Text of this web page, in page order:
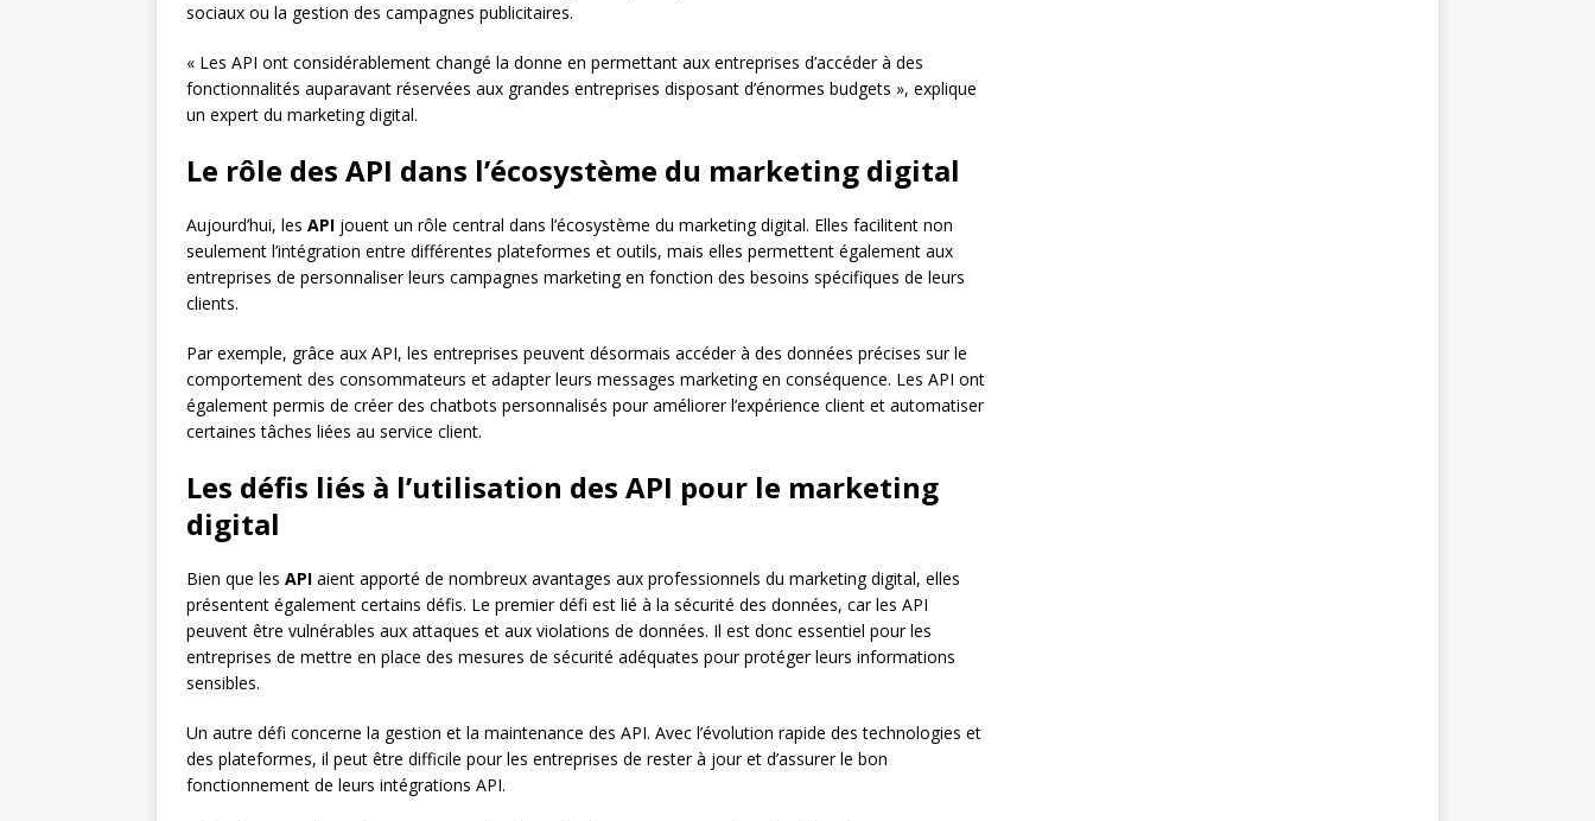
sociaux ou la gestion des campagnes publicitaires.
« Les API ont considérablement changé la donne en permettant aux entreprises d’accéder à des
fonctionnalités auparavant réservées aux grandes entreprises disposant d’énormes budgets », explique
un expert du marketing digital.
Le rôle des API dans l’écosystème du marketing digital
Aujourd’hui, les API jouent un rôle central dans l’écosystème du marketing digital. Elles facilitent non
seulement l’intégration entre différentes plateformes et outils, mais elles permettent également aux
entreprises de personnaliser leurs campagnes marketing en fonction des besoins spécifiques de leurs
clients.
Par exemple, grâce aux API, les entreprises peuvent désormais accéder à des données précises sur le
comportement des consommateurs et adapter leurs messages marketing en conséquence. Les API ont
également permis de créer des chatbots personnalisés pour améliorer l’expérience client et automatiser
certaines tâches liées au service client.
Les défis liés à l’utilisation des API pour le marketing
digital
Bien que les API aient apporté de nombreux avantages aux professionnels du marketing digital, elles
présentent également certains défis. Le premier défi est lié à la sécurité des données, car les API
peuvent être vulnérables aux attaques et aux violations de données. Il est donc essentiel pour les
entreprises de mettre en place des mesures de sécurité adéquates pour protéger leurs informations
sensibles.
Un autre défi concerne la gestion et la maintenance des API. Avec l’évolution rapide des technologies et
des plateformes, il peut être difficile pour les entreprises de rester à jour et d’assurer le bon
fonctionnement de leurs intégrations API.